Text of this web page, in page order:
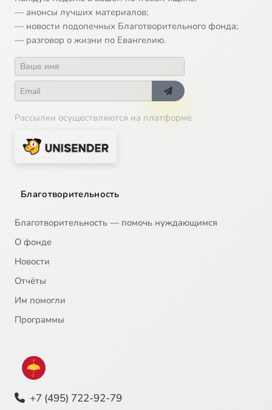
— анонсы лучших материалов;
— новости подопечных Благотворительного фонда;
— разговор о жизни по Евангелию.
Рассылки осуществляются на платформе
Благотворительность
Благотворительность — помочь нуждающимся
О фонде
Новости
Отчёты
Им помогли
Программы
+7 (495) 722-92-79